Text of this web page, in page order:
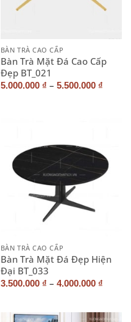
BÀN TRÀ CAO CẤP
Bàn Trà Mặt Đá Cao Cấp
Đẹp BT_021
5.000.000 ₫ – 5.500.000 ₫
BÀN TRÀ CAO CẤP
Bàn Trà Mặt Đá Đẹp Hiện
Đại BT_033
3.500.000 ₫ – 4.000.000 ₫